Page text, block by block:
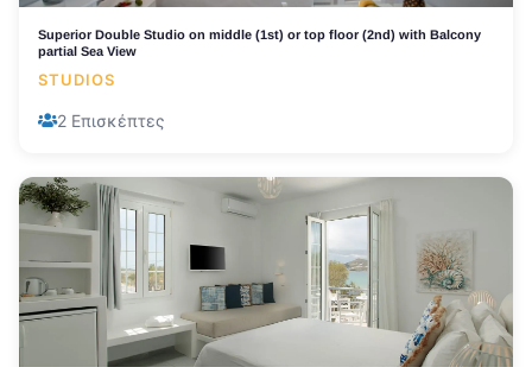
Superior Double Studio on middle (1st) or top floor (2nd) with Balcony
partial Sea View
STUDIOS
2 Επισκέπτες